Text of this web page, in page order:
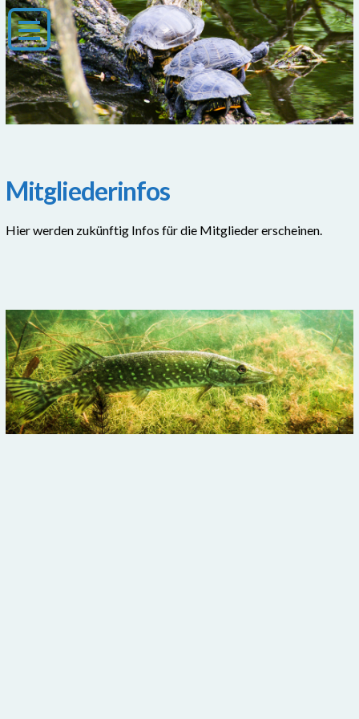
Mitgliederinfos
Hier werden zukünftig Infos für die Mitglieder erscheinen.